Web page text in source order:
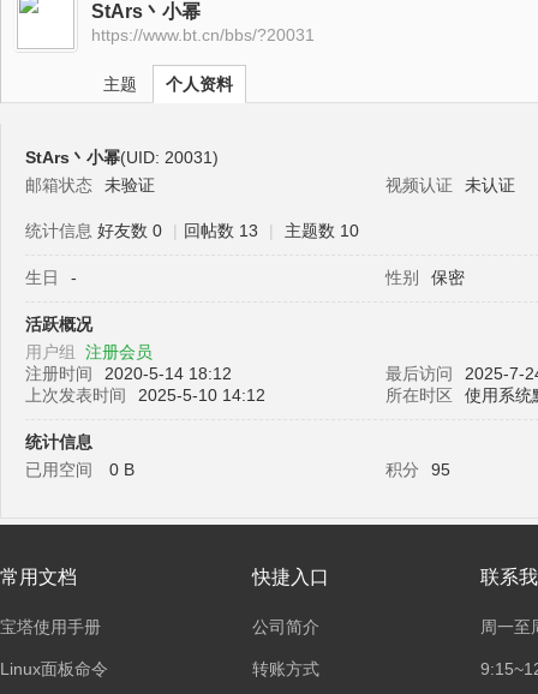
宝›
StArs丶小幂
https://www.bt.cn/bbs/?20031
主题 个人资料
StArs丶小幂(UID: 20031)
邮箱状态
未验证 视频认证 未认证
统计信息 好友数 0 | 回帖数 13 | 主题数 10
生日 - 性别 保密
活跃概况
用户组 注册会员
注册时间
2020-5-14 18:12 最后访问
2025-7-
上次发表时间
2025-5-10 14:12 所在时区 使用系统
统计信息
已用空间
0 B 积分 95
常用文档
宝塔使用手册
Linux面板命令
快捷入口
公司简介
转账方式
联系
周一至